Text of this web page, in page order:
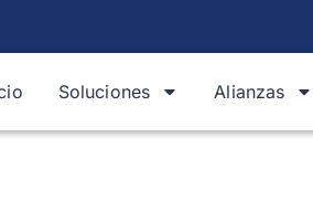
Soluciones Alianzas